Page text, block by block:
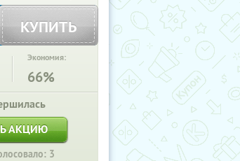
КУПИТЬ
Экономия:
66%
АКЦИЮ
3